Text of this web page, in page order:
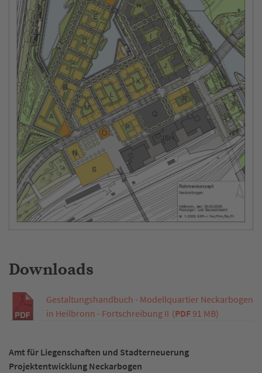
Downloads
Gestaltungshandbuch - Modellquartier Neckarbogen
in Heilbronn - Fortschreibung II (PDF 91 MB)
Amt für Liegenschaften und Stadterneuerung
Projektentwicklung Neckarbogen